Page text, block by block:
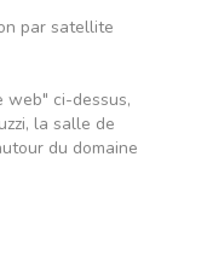
par satellite
web" ci-dessus,
la salle de
du domaine